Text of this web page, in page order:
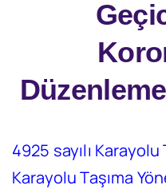
4925 sayılı
Karayolu Taşıma